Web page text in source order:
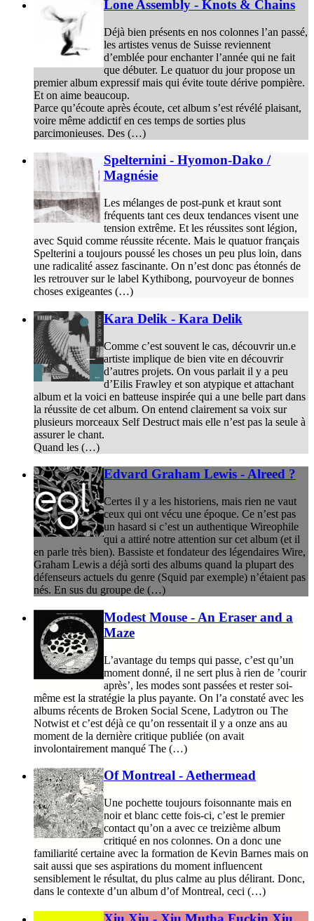
Lone Assembly - Knots & Chains
Déjà bien présents en nos colonnes l’an passé,
les artistes venus de Suisse reviennent
d’emblée pour enchanter l’année qui ne fait
que débuter. Le quatuor du jour propose un
premier album expressif mais qui évite toute dérive pompière.
Et on aime beaucoup.
Parce qu’écoute après écoute, cet album s’est révélé plaisant,
voire même addictif en ces temps de sorties plus
parcimonieuses. Des (…)
Spelternini - Hyomon-Dako /
Magnésie
Les mélanges de post-punk et kraut sont
fréquents tant ces deux tendances visent une
tension extrême. Et les réussites sont légion,
avec Squid comme réussite récente. Mais le quatuor français
Spelterini a toujours poussé les choses un peu plus loin, dans
une radicalité assez fascinante. On n’est donc pas étonnés de
les retrouver sur le label Kythibong, pourvoyeur de bonnes
choses exigeantes (…)
Kara Delik - Kara Delik
Comme c’est souvent le cas, découvrir un.e
artiste implique de bien vite en découvrir
d’autres projets. On vous parlait il y a peu
d’Eilis Frawley et son atypique et attachant
album et la voici en batteuse inspirée qui a une belle part dans
la réussite de cet album. On entend clairement sa voix sur
plusieurs morceaux Self Destruct mais elle n’est pas la seule à
assurer le chant.
Quand les (…)
Edvard Graham Lewis - Alreed ?
Certes il y a les historiens, mais rien ne vaut
ceux qui ont vécu une époque. Ce n’est pas
un hasard si c’est un authentique Wireophile
qui a attiré notre attention sur cet album (et il
en parle très bien). Bassiste et fondateur des légendaires Wire,
Graham Lewis a déjà sorti des albums quand la plupart des
défenseurs actuels du genre (Squid par exemple) n’étaient pas
nés. En sus du groupe de (…)
Modest Mouse - An Eraser and a
Maze
L’avantage du temps qui passe, c’est qu’un
moment donné, il ne sert plus à rien de ’courir
après’, les modes sont passées et rester soi-
même est la stratégie la plus payante. On l’a constaté avec les
albums récents de Broken Social Scene, Ladytron ou The
Notwist et c’est déjà ce qu’on ressentait il y a onze ans au
moment de la dernière critique publiée (on avait
involontairement manqué The (…)
Of Montreal - Aethermead
Une pochette toujours foisonnante mais en
noir et blanc cette fois-ci, c’est le premier
contact qu’on a avec ce treizième album
critiqué en nos colonnes. On a donc une
familiarité certaine avec la formation de Kevin Barnes mais on
sait aussi que ses aspirations du moment influencent
sensiblement le résultat, du plus calme au plus délirant. Donc,
dans le contexte d’un album d’of Montreal, ceci (…)